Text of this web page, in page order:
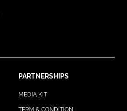
PARTNERSHIPS
MEDIA KIT
TERM & CONDITION